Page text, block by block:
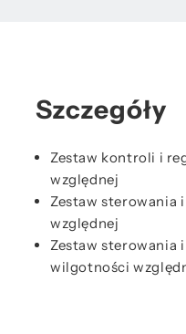
Szczegóły
Zestaw kontroli i
względnej
Zestaw sterowania
względnej
Zestaw sterowania
wilgotności